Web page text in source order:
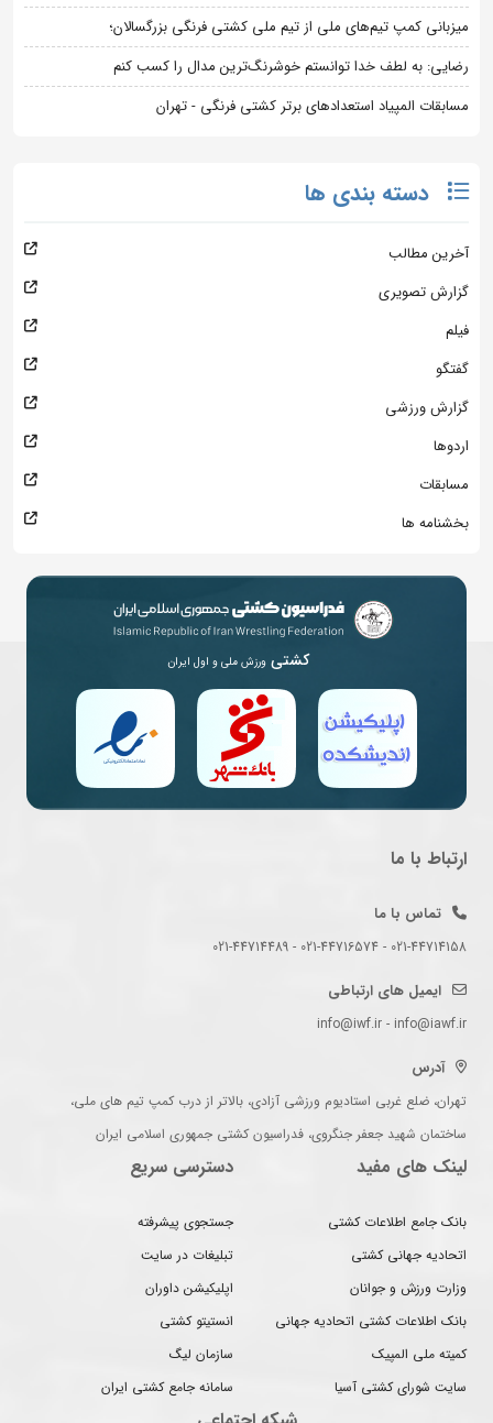
میزبانی کمپ تیم‌های ملی از تیم ملی کشتی فرنگی بزرگسالان؛
رضایی: به لطف خدا توانستم خوشرنگ‌ترین مدال را کسب کنم
مسابقات المپیاد استعدادهای برتر کشتی فرنگی - تهران
دسته بندی ها
آخرین مطالب
گزارش تصویری
فیلم
گفتگو
گزارش ورزشی
اردوها
مسابقات
بخشنامه ها
کشتی ورزش ملی و اول ایران
ارتباط با ما
تماس با ما
021-44714158 - 021-44716574 - 021-44714489
ایمیل های ارتباطی
info@iwf.ir - info@iawf.ir
آدرس
تهران، ضلع غربی استادیوم ورزشی آزادی، بالاتر از درب کمپ تیم های ملی،
ساختمان شهید جعفر جنگروی، فدراسیون کشتی جمهوری اسلامی ایران
لینک های مفید
بانک جامع اطلاعات کشتی
اتحادیه جهانی کشتی
وزارت ورزش و جوانان
بانک اطلاعات کشتی اتحادیه جهانی
کمیته ملی المپیک
سایت شورای کشتی آسیا
دسترسی سریع
جستجوی پیشرفته
تبلیغات در سایت
اپلیکیشن داوران
انستیتو کشتی
سازمان لیگ
سامانه جامع کشتی ایران